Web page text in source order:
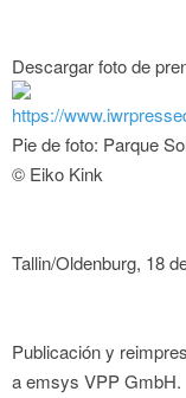
Descargar foto de
https://
Pie de foto: Parque
© Eiko Kink
Tallin/Oldenburg, 18
Publicación y
a emsys VPP GmbH.